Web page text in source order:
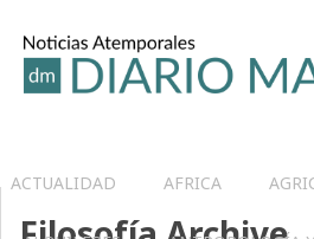
ACTUALIDAD AFRICA